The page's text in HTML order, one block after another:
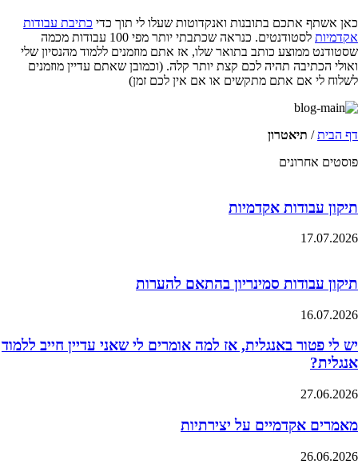
כאן אשתף אתכם בתובנות ואנקדוטות שעלו לי תוך כדי כתיבת עבודות
אקדמיות
לסטודנטים. כנראה שכתבתי יותר מפי 100 עבודות מכמה
שסטודנט ממוצע כותב בתואר שלו, אז אתם מוזמנים ללמוד מהנסיון שלי
ואולי הכתיבה תהיה לכם קצת יותר קלה. (וכמובן שאתם עדיין מוזמנים
לשלוח לי אם אתם מתקשים או אם אין לכם זמן)
דף הבית/ תיאטרון
פוסטים אחרונים
תיקון עבודות אקדמיות
17.07.2026
תיקון עבודות סמינריון בהתאם להערות
16.07.2026
יש לי פטור באנגלית, אז למה אומרים לי שאני עדיין חייב ללמוד
אנגלית?
27.06.2026
מאמרים אקדמיים על יצירתיות
26.06.2026